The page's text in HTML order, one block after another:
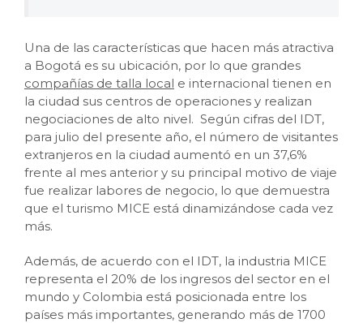
Una de las características que hacen más atractiva
a Bogotá es su ubicación, por lo que grandes
compañías de talla local e internacional tienen en
la ciudad sus centros de operaciones y realizan
negociaciones de alto nivel. Según cifras del IDT,
para julio del presente año, el número de visitantes
extranjeros en la ciudad aumentó en un 37,6%
frente al mes anterior y su principal motivo de viaje
fue realizar labores de negocio, lo que demuestra
que el turismo MICE está dinamizándose cada vez
más.
Además, de acuerdo con el IDT, la industria MICE
representa el 20% de los ingresos del sector en el
mundo y Colombia está posicionada entre los
países más importantes, generando más de 1700